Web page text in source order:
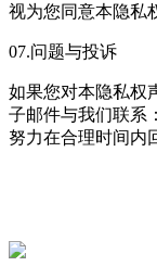
视为您同意本隐私
07.问题与投诉
如果您对本隐私权
子邮件与我们联系
努力在合理时间内